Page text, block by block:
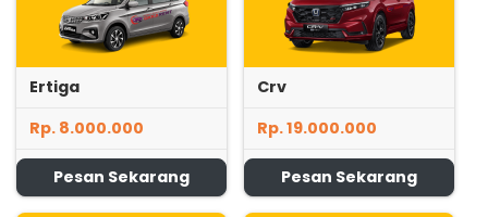
Ertiga
Rp. 8.000.000
Pesan Sekarang
Crv
Rp. 19.000.000
Pesan Sekarang